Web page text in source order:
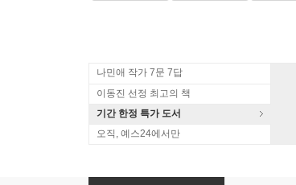
나민애 작가 7문 7답
이동진 선정 최고의 책
기간 한정 특가 도서
오직, 예스24에서만